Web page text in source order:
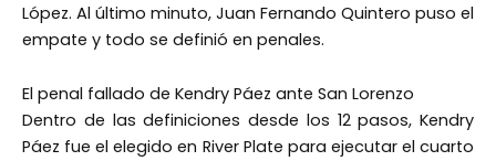
López. Al último minuto, Juan Fernando Quintero puso el
empate y todo se definió en penales.
El penal fallado de Kendry Páez ante San Lorenzo
Dentro de las definiciones desde los 12 pasos, Kendry
Páez fue el elegido en River Plate para ejecutar el cuarto